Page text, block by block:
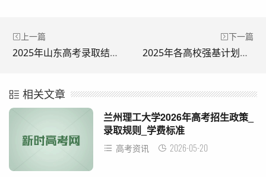
上一篇
2025年山东高考录取结果查询时间及查询方式
下一篇
2025年各高校强基计划录取结果查询入口汇总
相关文章
兰州理工大学2026年高考招生政策_
录取规则_学费标准
高考资讯 2026-05-20